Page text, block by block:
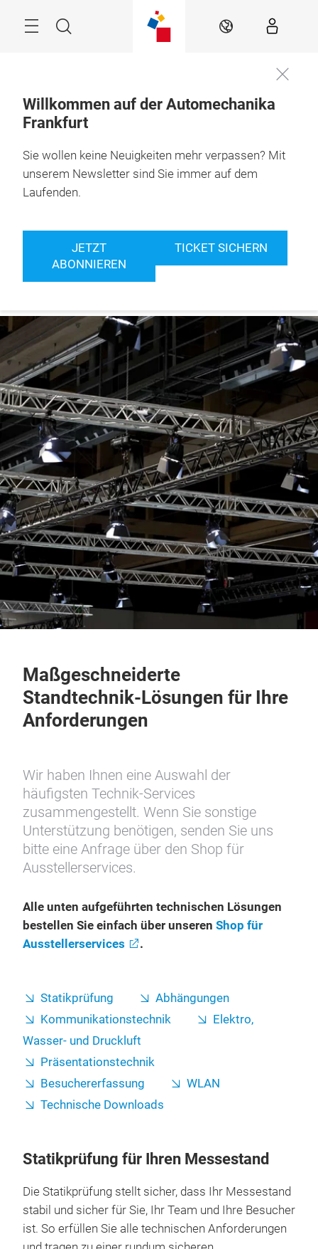
Suche DE
Willkommen auf der Automechanika
Frankfurt
Sie wollen keine Neuigkeiten mehr verpassen? Mit
unserem Newsletter sind Sie immer auf dem
Laufenden.
JETZT
ABONNIEREN
TICKET SICHERN
Frankfurt am Main
Maßgeschneiderte
Standtechnik-Lösungen für Ihre
Anforderungen
Wir haben Ihnen eine Auswahl der
häufigsten Technik-Services
zusammengestellt. Wenn Sie sonstige
Unterstützung benötigen, senden Sie uns
bitte eine Anfrage über den Shop für
Ausstellerservices.
Alle unten aufgeführten technischen Lösungen
bestellen Sie einfach über unseren Shop für
Ausstellerservices
.
Statikprüfung
Abhängungen
Kommunikationstechnik
Elektro,
Wasser- und Druckluft
Präsentationstechnik
Besuchererfassung
WLAN
Technische Downloads
Statikprüfung für Ihren Messestand
Die Statikprüfung stellt sicher, dass Ihr Messestand
stabil und sicher für Sie, Ihr Team und Ihre Besucher
ist. So erfüllen Sie alle technischen Anforderungen